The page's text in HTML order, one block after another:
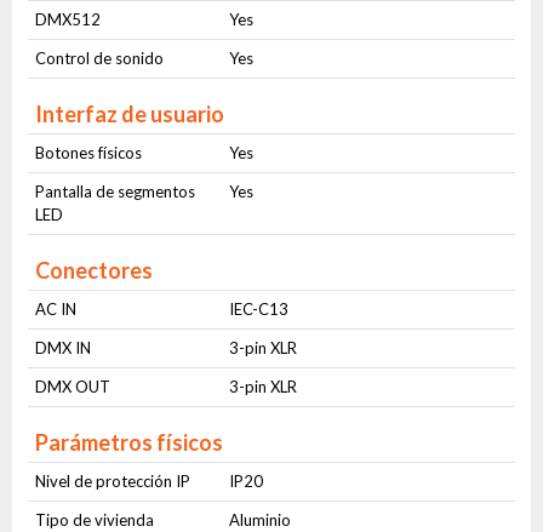
DMX512
Yes
Control de sonido
Yes
Interfaz de usuario
Botones físicos
Yes
Pantalla de segmentos
LED
Yes
Conectores
AC IN
IEC-C13
DMX IN
3-pin XLR
DMX OUT
3-pin XLR
Parámetros físicos
Nivel de protección IP
IP20
Tipo de vivienda
Aluminio